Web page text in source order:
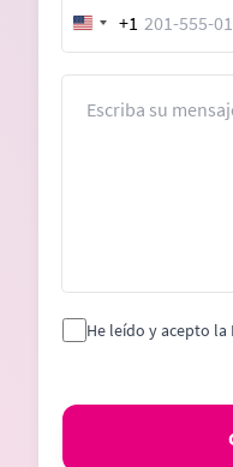
United
States
+1
He leído y acepto la